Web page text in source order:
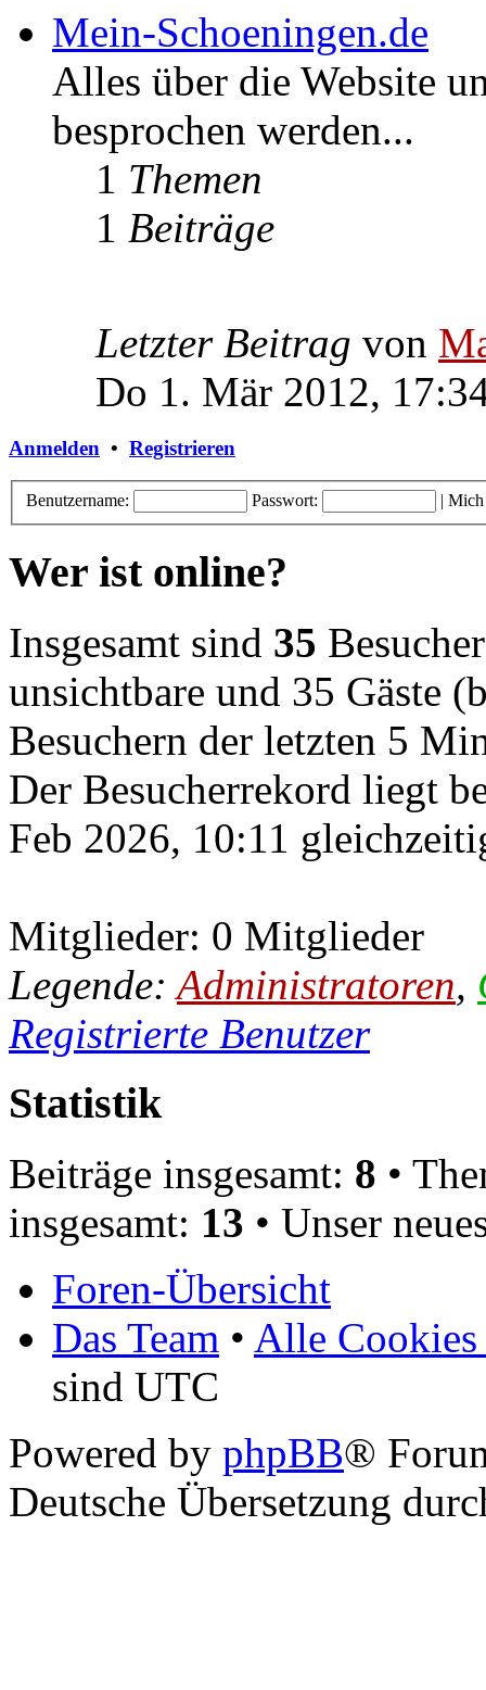
Mein-Schoeningen.de
Alles über die Website
besprochen werden...
1 Themen
1 Beiträge
Letzter Beitrag von
Do 1. Mär 2012,
Anmelden • Registrieren
Benutzername: Passwort: | Mich
Wer ist online?
Insgesamt sind 35
unsichtbare und 35 Gäste
Besuchern der letzten 5
Der Besucherrekord liegt
Feb 2026, 10:11
Mitglieder: 0 Mitglieder
Legende: Administratoren,
Registrierte Benutzer
Statistik
Beiträge insgesamt: 8 •
insgesamt: 13 • Unser
Foren-Übersicht
Das Team • Alle Cookies
sind UTC
Powered by phpBB®
Deutsche Übersetzung